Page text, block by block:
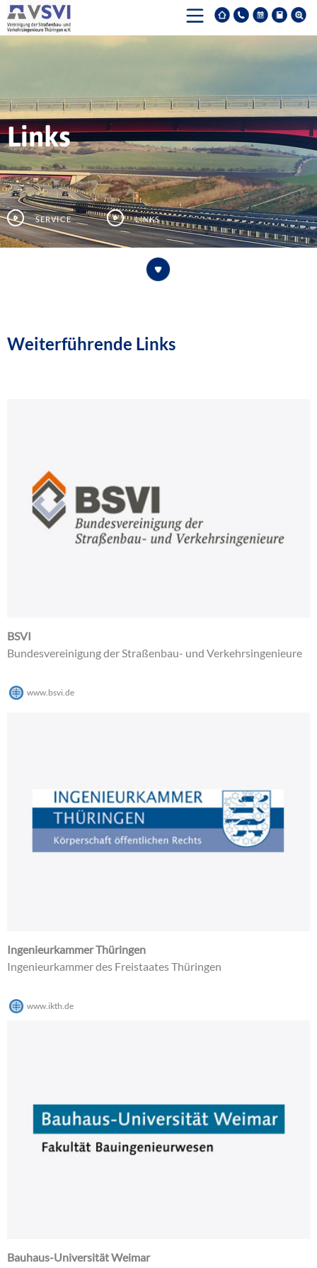
Links
Service Links
Weiterführende Links
BSVI
Bundesvereinigung der Straßenbau- und Verkehrsingenieure
www.bsvi.de
Ingenieurkammer Thüringen
Ingenieurkammer des Freistaates Thüringen
www.ikth.de
Bauhaus-Universität Weimar